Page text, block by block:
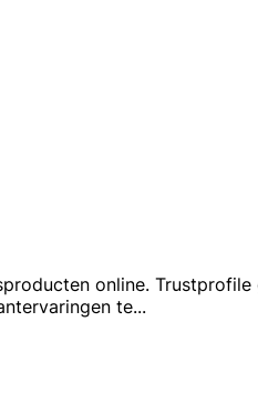
online.
te...